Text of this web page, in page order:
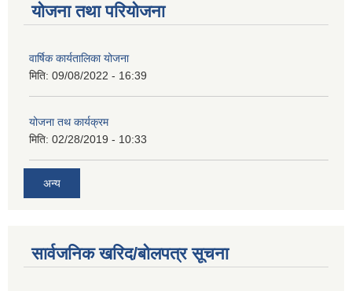
योजना तथा परियोजना
वार्षिक कार्यतालिका योजना
मिति: 09/08/2022 - 16:39
योजना तथ कार्यक्रम
मिति: 02/28/2019 - 10:33
अन्य
सार्वजनिक खरिद/बोलपत्र सूचना